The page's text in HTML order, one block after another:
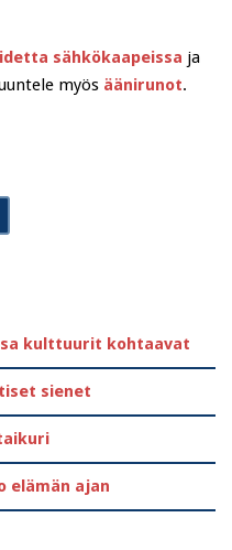
sähkökaapeissa ja
myös äänirunot.
kulttuurit kohtaavat
sienet
elämän ajan